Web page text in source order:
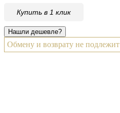
Купить в 1 клик
Обмену и возврату не подлежит